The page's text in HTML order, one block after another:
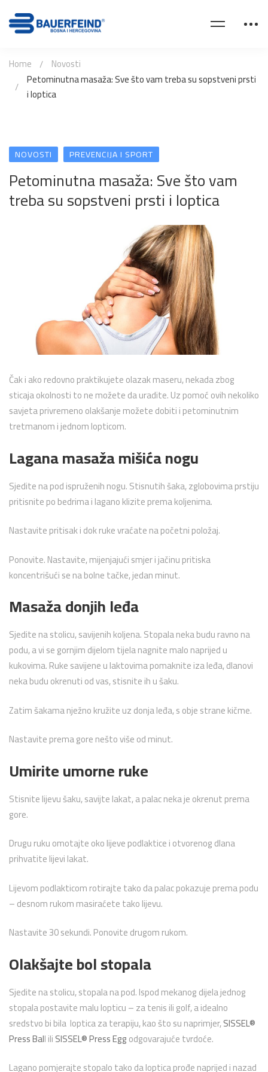
Home
Novosti
Petominutna masaža: Sve što vam treba su sopstveni prsti
i loptica
NOVOSTI PREVENCIJA I SPORT
Petominutna masaža: Sve što vam
treba su sopstveni prsti i loptica
Čak i ako redovno praktikujete olazak maseru, nekada zbog
sticaja okolnosti to ne možete da uradite. Uz pomoć ovih nekoliko
savjeta privremeno olakšanje možete dobiti i petominutnim
tretmanom i jednom lopticom.
Lagana masaža mišića nogu
Sjedite na pod ispruženih nogu. Stisnutih šaka, zglobovima prstiju
pritisnite po bedrima i lagano klizite prema koljenima.
Nastavite pritisak i dok ruke vraćate na početni položaj.
Ponovite. Nastavite, mijenjajući smjer i jačinu pritiska
koncentrišući se na bolne tačke, jedan minut.
Masaža donjih leđa
Sjedite na stolicu, savijenih koljena. Stopala neka budu ravno na
podu, a vi se gornjim dijelom tijela nagnite malo naprijed u
kukovima. Ruke savijene u laktovima pomaknite iza leđa, dlanovi
neka budu okrenuti od vas, stisnite ih u šaku.
Zatim šakama nježno kružite uz donja leđa, s obje strane kičme.
Nastavite prema gore nešto više od minut.
Umirite umorne ruke
Stisnite lijevu šaku, savijte lakat, a palac neka je okrenut prema
gore.
Drugu ruku omotajte oko lijeve podlaktice i otvorenog dlana
prihvatite lijevi lakat.
Lijevom podlakticom rotirajte tako da palac pokazuje prema podu
– desnom rukom masiraćete tako lijevu.
Nastavite 30 sekundi. Ponovite drugom rukom.
Olakšajte bol stopala
Sjedite na stolicu, stopala na pod. Ispod mekanog dijela jednog
stopala postavite malu lopticu – za tenis ili golf, a idealno
sredstvo bi bila loptica za terapiju, kao što su naprimjer,SISSEL®
Press Ball iliSISSEL® Press Eggodgovarajuće tvrdoće.
Lagano pomjerajte stopalo tako da loptica prođe naprijed i nazad